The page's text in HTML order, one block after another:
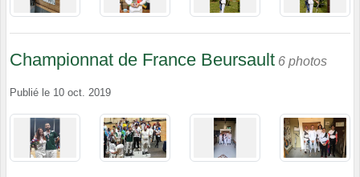
Championnat de France Beursault 6 photos
Publié le 10 oct. 2019